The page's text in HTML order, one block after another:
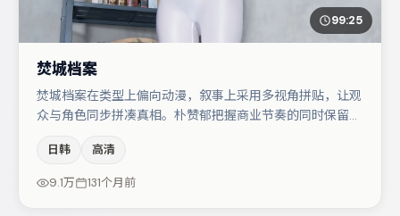
99:25
焚城档案
焚城档案在类型上偏向动漫，叙事上采用多视角拼贴，让观
众与角色同步拼凑真相。朴赞郁把握商业节奏的同时保留人
迅、小松菜奈、易烊千玺等，角色动机前后呼应，适合喜欢
抠台词与伏笔的观众。整体完成度较高，适合周末一口气追
日韩 高清
9.1万 131个月前